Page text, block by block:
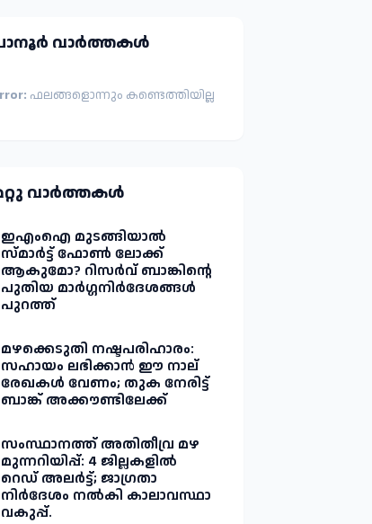
വാർത്തകള്‍
ഫലങ്ങളൊന്നും കണ്ടെത്തിയില്ല
വാർത്തകള്‍
ഇഎംഐ മുടങ്ങിയാൽ
സ്മാർട്ട് ഫോൺ ലോക്ക്
ആകുമോ? റിസർവ് ബാങ്കിന്റെ
പുതിയ മാർഗ്ഗനിർദേശങ്ങൾ
പുറത്ത്
മഴക്കെടുതി നഷ്ടപരിഹാരം:
സഹായം ലഭിക്കാൻ ഈ നാല്
രേഖകൾ വേണം; തുക നേരിട്ട്
ബാങ്ക് അക്കൗണ്ടിലേക്ക്
സംസ്ഥാനത്ത് അതിതീവ്ര മഴ
മുന്നറിയിപ്പ്: 4 ജില്ലകളിൽ
റെഡ് അലർട്ട്; ജാഗ്രതാ
നിർദേശം നൽകി കാലാവസ്ഥാ
വകുപ്പ്.